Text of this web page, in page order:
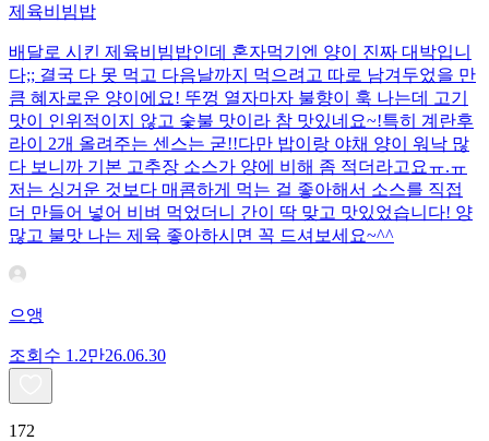
제육비빔밥
배달로 시킨 제육비빔밥인데 혼자먹기엔 양이 진짜 대박입니
다;; 결국 다 못 먹고 다음날까지 먹으려고 따로 남겨두었을 만
큼 혜자로운 양이에요! 뚜껑 열자마자 불향이 훅 나는데 고기
맛이 인위적이지 않고 숯불 맛이라 참 맛있네요~!특히 계란후
라이 2개 올려주는 센스는 굳!! ​다만 밥이랑 야채 양이 워낙 많
다 보니까 기본 고추장 소스가 양에 비해 좀 적더라고요ㅠ.ㅠ
저는 싱거운 것보다 매콤하게 먹는 걸 좋아해서 소스를 직접
더 만들어 넣어 비벼 먹었더니 간이 딱 맞고 맛있었습니다! 양
많고 불맛 나는 제육 좋아하시면 꼭 드셔보세요~^^
으앵
조회수 1.2만26.06.30
172